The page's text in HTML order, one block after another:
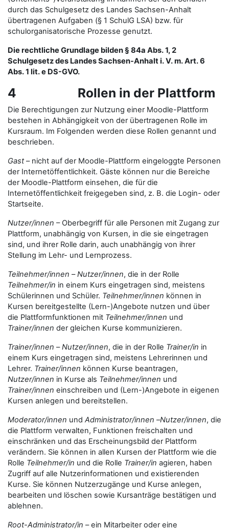
durch das Schulgesetz des Landes Sachsen-Anhalt
übertragenen Aufgaben (§ 1 SchulG LSA) bzw. für
schulorganisatorische Prozesse genutzt.
Die rechtliche Grundlage bilden § 84a Abs. 1, 2
Schulgesetz des Landes Sachsen-Anhalt i. V. m. Art. 6
Abs. 1 lit. e DS-GVO.
4 Rollen in der Plattform
Die Berechtigungen zur Nutzung einer Moodle-Plattform
bestehen in Abhängigkeit von der übertragenen Rolle im
Kursraum. Im Folgenden werden diese Rollen genannt und
beschrieben.
Gast– nicht auf der Moodle-Plattform eingeloggte Personen
der Internetöffentlichkeit. Gäste können nur die Bereiche
der Moodle-Plattform einsehen, die für die
Internetöffentlichkeit freigegeben sind, z. B. die Login- oder
Startseite.
Nutzer/innen – Oberbegriff für alle Personen mit Zugang zur
Plattform, unabhängig von Kursen, in die sie eingetragen
sind, und ihrer Rolle darin, auch unabhängig von ihrer
Stellung im Lehr- und Lernprozess.
Teilnehmer/innen –Nutzer/innen, die in der Rolle
Teilnehmer/in in einem Kurs eingetragen sind, meistens
Schülerinnen und Schüler. Teilnehmer/innen können in
Kursen bereitgestellte (Lern-)Angebote nutzen und über
die Plattformfunktionen mit Teilnehmer/innen und
Trainer/innen der gleichen Kurse kommunizieren.
Trainer/innen –Nutzer/innen, die in der Rolle Trainer/in in
einem Kurs eingetragen sind, meistens Lehrerinnen und
Lehrer. Trainer/innen können Kurse beantragen,
Nutzer/innen in Kurse als Teilnehmer/innen und
Trainer/innen einschreiben und (Lern-)Angebote in eigenen
Kursen anlegen und bereitstellen.
Moderator/innen und Administrator/innen –Nutzer/innen, die
die Plattform verwalten, Funktionen freischalten und
einschränken und das Erscheinungsbild der Plattform
verändern. Sie können in allen Kursen der Plattform wie die
Rolle Teilnehmer/in und die Rolle Trainer/in agieren, haben
Zugriff auf alle Nutzerinformationen und existierenden
Kurse. Sie können Nutzerzugänge und Kurse anlegen,
bearbeiten und löschen sowie Kursanträge bestätigen und
ablehnen.
Root-Administrator/in – ein Mitarbeiter oder eine